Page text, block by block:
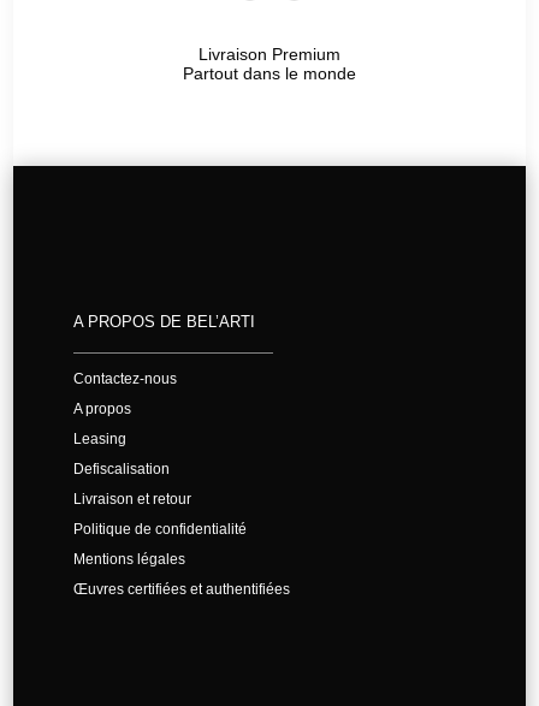
Livraison Premium
Partout dans le monde
A PROPOS DE BEL’ARTI
Contactez-nous
A propos
Leasing
Defiscalisation
Livraison et retour
Politique de confidentialité
Mentions légales
Œuvres certifiées et authentifiées